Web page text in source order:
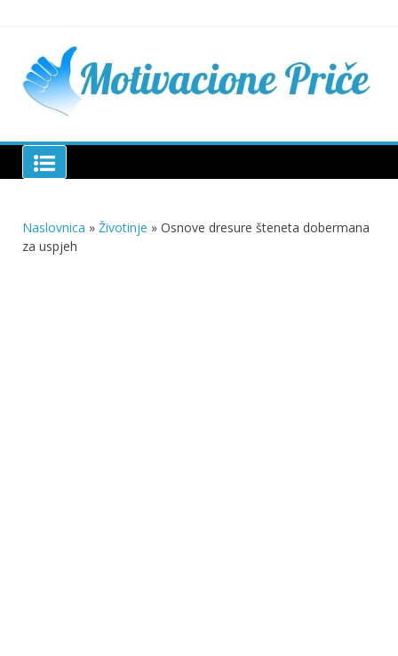
Motivacione Priče
Naslovnica » Životinje » Osnove dresure šteneta dobermana
za uspjeh